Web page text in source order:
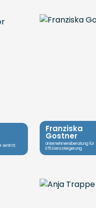
eintritt.
Franziska
Gostner
Unternehmensberatung für
Effizienzsteigerung